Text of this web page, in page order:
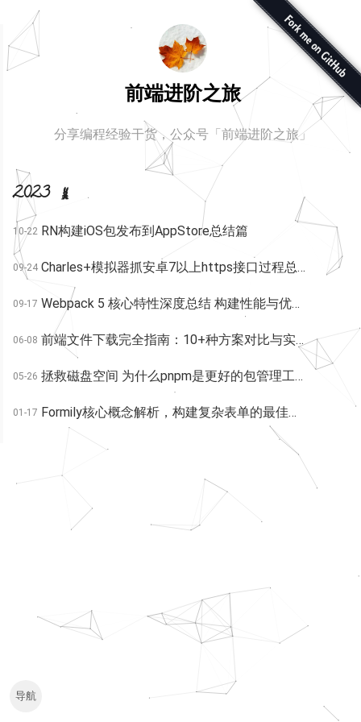
导航
前端进阶之旅
分享编程经验干货，公众号「前端进阶之旅」
2023
10-22 RN构建iOS包发布到AppStore总结篇
09-24 Charles+模拟器抓安卓7以上https接口过程总结
09-17 Webpack 5 核心特性深度总结 构建性能与优化实践完全指南
06-08 前端文件下载完全指南：10+种方案对比与实战代码
05-26 拯救磁盘空间 为什么pnpm是更好的包管理工具
01-17 Formily核心概念解析，构建复杂表单的最佳实践总结